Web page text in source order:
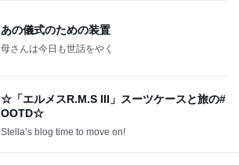
あの儀式のための装置
母さんは今日も世話をやく
☆「エルメスR.M.S III」スーツケースと旅の#
OOTD☆
Stella’s blog time to move on!